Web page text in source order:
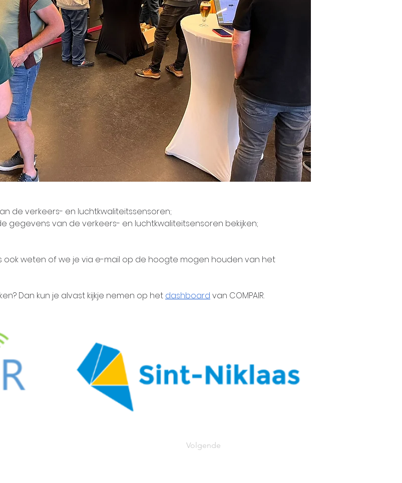
de verkeers- en luchtkwaliteitssensoren;
gegevens van de verkeers- en luchtkwaliteitsensoren bekijken;
ook weten of we je via e-mail op de hoogte mogen houden van het
Dan kun je alvast kijkje nemen op het dashboard van COMPAIR.
Volgende